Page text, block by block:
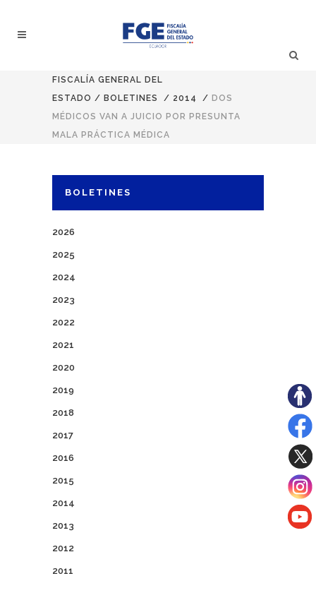
FISCALÍA GENERAL DEL
ESTADO / BOLETINES / 2014 / DOS
MÉDICOS VAN A JUICIO POR PRESUNTA
MALA PRÁCTICA MÉDICA
BOLETINES
2026
2025
2024
2023
2022
2021
2020
2019
2018
2017
2016
2015
2014
2013
2012
2011